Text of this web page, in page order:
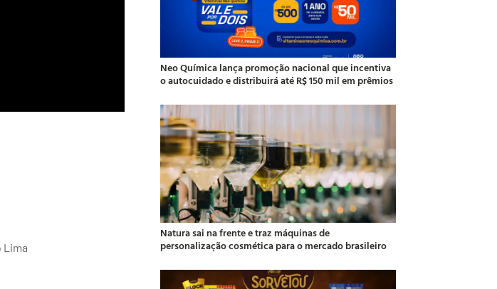
Lima
Neo Química lança promoção nacional que incentiva
o autocuidado e distribuirá até R$ 150 mil em prêmios
Natura sai na frente e traz máquinas de
personalização cosmética para o mercado brasileiro